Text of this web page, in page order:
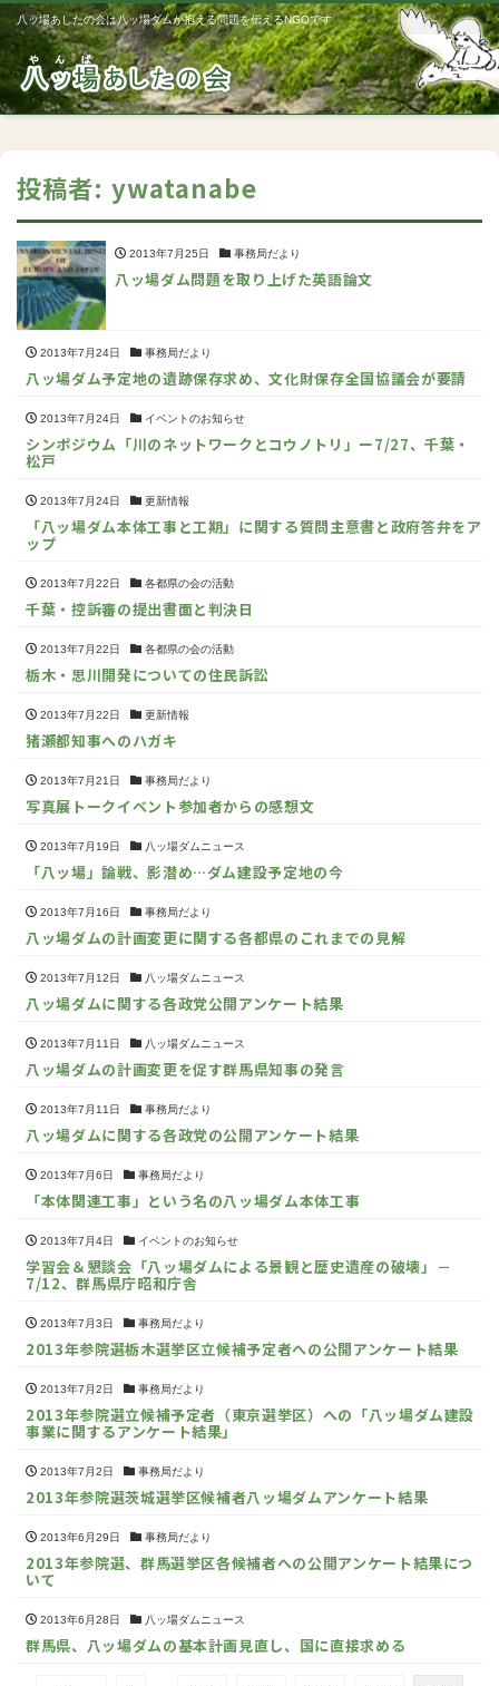
八ッ場あしたの会は八ッ場ダムが抱える問題を伝えるNGOです
投稿者: ywatanabe
2013年7月25日 事務局だより
八ッ場ダム問題を取り上げた英語論文
2013年7月24日 事務局だより
八ッ場ダム予定地の遺跡保存求め、文化財保存全国協議会が要請
2013年7月24日 イベントのお知らせ
シンポジウム「川のネットワークとコウノトリ」ー7/27、千葉・
松戸
2013年7月24日 更新情報
「八ッ場ダム本体工事と工期」に関する質問主意書と政府答弁をア
ップ
2013年7月22日 各都県の会の活動
千葉・控訴審の提出書面と判決日
2013年7月22日 各都県の会の活動
栃木・思川開発についての住民訴訟
2013年7月22日 更新情報
猪瀬都知事へのハガキ
2013年7月21日 事務局だより
写真展トークイベント参加者からの感想文
2013年7月19日 八ッ場ダムニュース
「八ッ場」論戦、影潜め…ダム建設予定地の今
2013年7月16日 事務局だより
八ッ場ダムの計画変更に関する各都県のこれまでの見解
2013年7月12日 八ッ場ダムニュース
八ッ場ダムに関する各政党公開アンケート結果
2013年7月11日 八ッ場ダムニュース
八ッ場ダムの計画変更を促す群馬県知事の発言
2013年7月11日 事務局だより
八ッ場ダムに関する各政党の公開アンケート結果
2013年7月6日 事務局だより
「本体関連工事」という名の八ッ場ダム本体工事
2013年7月4日 イベントのお知らせ
学習会＆懇談会「八ッ場ダムによる景観と歴史遺産の破壊」－
7/12、群馬県庁昭和庁舎
2013年7月3日 事務局だより
2013年参院選栃木選挙区立候補予定者への公開アンケート結果
2013年7月2日 事務局だより
2013年参院選立候補予定者（東京選挙区）への「八ッ場ダム建設
事業に関するアンケート結果」
2013年7月2日 事務局だより
2013年参院選茨城選挙区候補者八ッ場ダムアンケート結果
2013年6月29日 事務局だより
2013年参院選、群馬選挙区各候補者への公開アンケート結果につ
いて
2013年6月28日 八ッ場ダムニュース
群馬県、八ッ場ダムの基本計画見直し、国に直接求める